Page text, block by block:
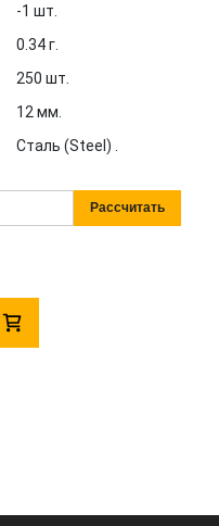
-1 шт.
0.34 г.
250 шт.
12 мм.
Сталь (Steel) .
Рассчитать